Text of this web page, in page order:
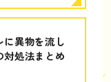
に異物を流し
対処法まとめ